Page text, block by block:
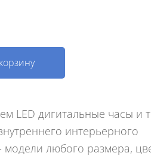
LED дигитальные часы и
интерьерного
модели любого размера,